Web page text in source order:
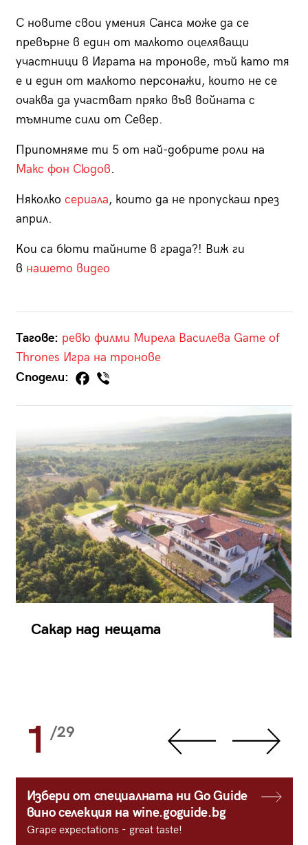
С новите свои умения Санса може да се
превърне в един от малкото оцеляващи
участници в Играта на тронове, тъй като тя
е и един от малкото персонажи, които не се
очаква да участват пряко във войната с
тъмните сили от Север.
Припомняме ти 5 от най-добрите роли на
Макс фон Сюдов.
Няколко сериала, които да не пропускаш през
април.
Кои са бюти тайните в града?! Виж ги
в нашето видео
Тагове: ревю филми Мирела Василева Game of
Thrones Игра на тронове
Сподели:
Сакар над нещата
1 /29
Избери от специалната ни Go Guide
вино селекция на wine.goguide.bg
Grape expectations - great taste!